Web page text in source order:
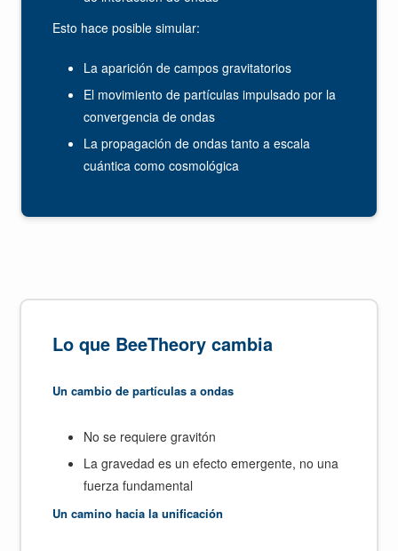
Esto hace posible simular:
La aparición de campos gravitatorios
El movimiento de partículas impulsado por la
convergencia de ondas
La propagación de ondas tanto a escala
cuántica como cosmológica
Lo que BeeTheory cambia
Un cambio de partículas a ondas
No se requiere gravitón
La gravedad es un efecto emergente, no una
fuerza fundamental
Un camino hacia la unificación